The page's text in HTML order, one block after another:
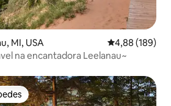
MI, USA 4,88 de uma
4,88 (189)
na encantadora Leelanau~
dos hóspedes